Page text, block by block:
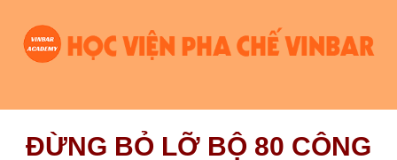
ĐỪNG BỎ LỠ BỘ 80 CÔNG